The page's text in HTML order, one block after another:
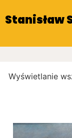
Stanisław
Wyświetlanie